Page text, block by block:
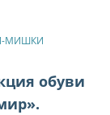
МИШКИ
обуви